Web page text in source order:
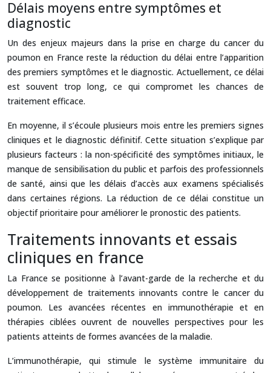
Délais moyens entre symptômes et
diagnostic
Un des enjeux majeurs dans la prise en charge du cancer du
poumon en France reste la réduction du délai entre l’apparition
des premiers symptômes et le diagnostic. Actuellement, ce délai
est souvent trop long, ce qui compromet les chances de
traitement efficace.
En moyenne, il s’écoule plusieurs mois entre les premiers signes
cliniques et le diagnostic définitif. Cette situation s’explique par
plusieurs facteurs : la non-spécificité des symptômes initiaux, le
manque de sensibilisation du public et parfois des professionnels
de santé, ainsi que les délais d’accès aux examens spécialisés
dans certaines régions. La réduction de ce délai constitue un
objectif prioritaire pour améliorer le pronostic des patients.
Traitements innovants et essais
cliniques en france
La France se positionne à l’avant-garde de la recherche et du
développement de traitements innovants contre le cancer du
poumon. Les avancées récentes en immunothérapie et en
thérapies ciblées ouvrent de nouvelles perspectives pour les
patients atteints de formes avancées de la maladie.
L’immunothérapie, qui stimule le système immunitaire du